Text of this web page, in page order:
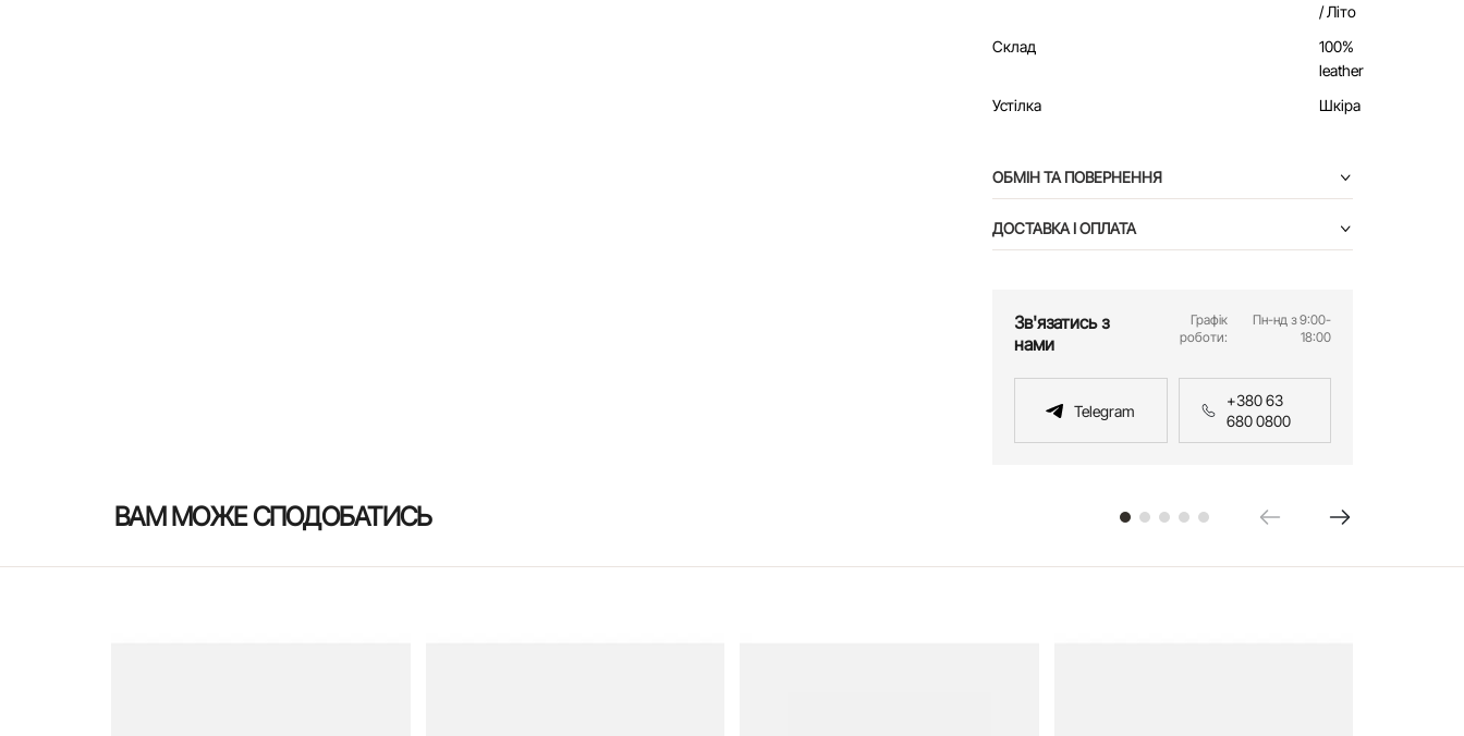
/ Літо
Склад
100%
leather
Устілка
Шкіра
ОБМІН ТА ПОВЕРНЕННЯ
ДОСТАВКА І ОПЛАТА
Зв'язатись з
нами
Графік
роботи:
Пн-нд з 9:00-
18:00
Telegram
+380 63
680 0800
ВАМ МОЖЕ СПОДОБАТИСЬ